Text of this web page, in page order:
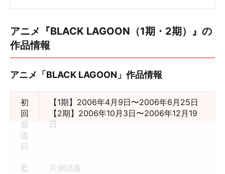
アニメ『BLACK LAGOON（1期・2期）』の
作品情報
アニメ「BLACK LAGOON」作品情報
初
回
放
送
日
【1期】2006年4月9日〜2006年6月25日
【2期】2006年10月3日〜2006年12月19
日
監
片渕須直